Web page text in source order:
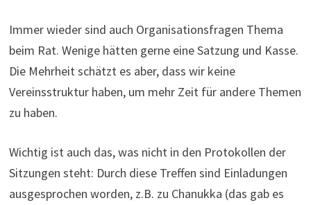
Immer wieder sind auch Organisationsfragen Thema
beim Rat. Wenige hätten gerne eine Satzung und Kasse.
Die Mehrheit schätzt es aber, dass wir keine
Vereinsstruktur haben, um mehr Zeit für andere Themen
zu haben.
Wichtig ist auch das, was nicht in den Protokollen der
Sitzungen steht: Durch diese Treffen sind Einladungen
ausgesprochen worden, z.B. zu Chanukka (das gab es